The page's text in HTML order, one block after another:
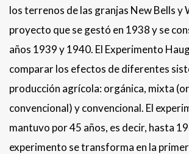
los terrenos de las granjas New Bells y
proyecto que se gestó en 1938 y se
años 1939 y 1940. El Experimento
comparar los efectos de diferentes
producción agrícola: orgánica, mixta
convencional) y convencional. El
mantuvo por 45 años, es decir, hasta
experimento se transforma en la